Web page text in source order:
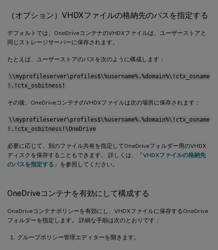
（オプション）VHDXファイルの格納先のパスを指定する
デフォルトでは、OneDriveコンテナのVHDXファイルは、ユーザーストアと
同じストレージサーバーに保存されます。
たとえば、ユーザーストアのパスを次のように構成します：
\\myprofileserver\profiles$\%username%.%domain%\!ctx_osname
!.!ctx_osbitness!
その後、OneDriveコンテナのVHDXファイルは次の場所に保存されます：
\\myprofileserver\profiles$\%username%.%domain%\!ctx_osname
!.!ctx_osbitness!\OneDrive
必要に応じて、別のファイル共有を指定してOneDriveフォルダー用のVHDX
ディスクを保存することもできます。 詳しくは、「VHDXファイルの格納先
のパスを指定する 」を参照してください。
OneDriveコンテナを有効にして構成する
OneDriveコンテナポリシーを有効にし、VHDXファイルに保存するOneDrive
フォルダーを指定します。 詳細な手順は次のとおりです：
グループポリシー管理エディターを開きます。